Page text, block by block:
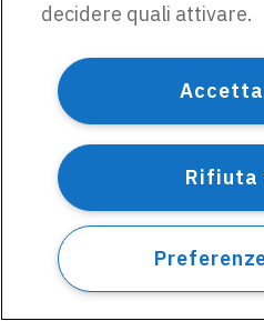
decidere quali attivare.